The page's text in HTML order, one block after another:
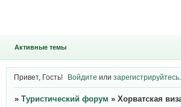
Активные темы
Привет, Гость! Войдите илизарегистрируйтесь
» Туристический форум » Хорватская